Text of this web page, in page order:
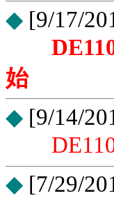
◆ [9/17/
始
◆ [9/14/
◆ [7/29/